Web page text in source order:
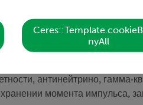
от источника и до
счета импульсов, от
На основе
антинейтрино,
момента импульса,
nyAll